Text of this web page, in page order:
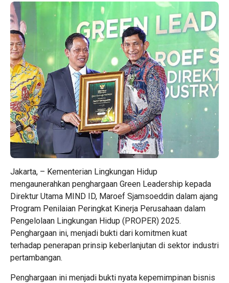
Jakarta, – Kementerian Lingkungan Hidup
mengaunerahkan penghargaan Green Leadership kepada
Direktur Utama MIND ID, Maroef Sjamsoeddin dalam ajang
Program Penilaian Peringkat Kinerja Perusahaan dalam
Pengelolaan Lingkungan Hidup (PROPER) 2025.
Penghargaan ini, menjadi bukti dari komitmen kuat
terhadap penerapan prinsip keberlanjutan di sektor industri
pertambangan.
Penghargaan ini menjadi bukti nyata kepemimpinan bisnis